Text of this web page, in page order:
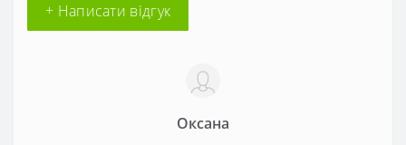
+ Написати відгук
Оксана